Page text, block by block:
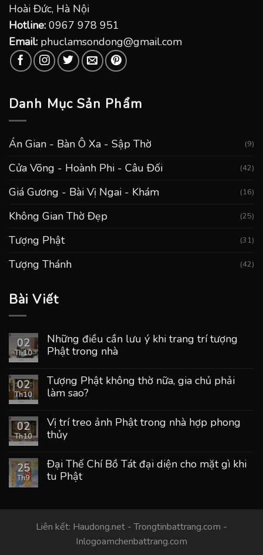
Hoài Đức, Hà Nội
Hotline: 0967 978 951
Email: phuclamsondong@gmail.com
Danh Mục Sản Phẩm
Án Gian - Bàn Ô Xa - Sập Thờ (9)
Cửa Võng - Hoành Phi - Câu Đối (42)
Giá Gương - Bài Vị Ngai - Khám (16)
Không Gian Thờ Đẹp (25)
Tượng Phật (31)
Tượng Thánh (42)
Bài Viết
02
Th10
Những điều cần lưu ý khi trang trí tượng
Phật trong nhà
02
Th10
Tượng Phật không thờ nữa, gia chủ phải
làm sao?
02
Th10
Vị trí treo ảnh Phật trong nhà hợp phong
thủy
25
Th9
Đại Thế Chí Bồ Tát đại diện cho mặt gì khi
tu Phật
Liên kết: Haudong.net -Trongtinbattrang.com -
Inlogoamchenbattrang.com